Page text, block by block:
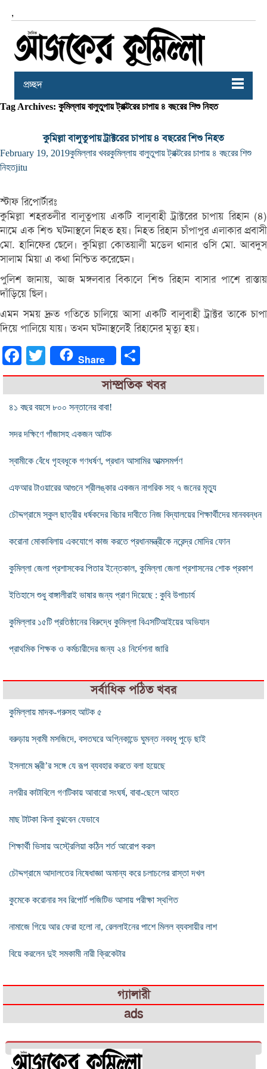
,
প্রচ্ছদ
Tag Archives: কুমিল্লায় বালুতুপায় ট্রাক্টরের চাপায় ৪ বছরের শিশু নিহত
কুমিল্লা বালুতুপায় ট্রাক্টরের চাপায় ৪ বছরের শিশু নিহত
February 19, 2019কুমিল্লার খবরকুমিল্লায় বালুতুপায় ট্রাক্টরের চাপায় ৪ বছরের শিশু
নিহতjitu
স্টাফ রিপোর্টারঃ
কুমিল্লা শহরতলীর বালুতুপায় একটি বালুবাহী ট্রাক্টরের চাপায় রিহান (৪)
নামে এক শিশু ঘটনাস্থলে নিহত হয়। নিহত রিহান চাঁপাপুর এলাকার প্রবাসী
মো. হানিফের ছেলে। কুমিল্লা কোতয়ালী মডেল থানার ওসি মো. আবদুস
সালাম মিয়া এ কথা নিশ্চিত করেছেন।
পুলিশ জানায়, আজ মঙ্গলবার বিকালে শিশু রিহান বাসার পাশে রাস্তায়
দাঁড়িয়ে ছিল।
এমন সময় দ্রুত গতিতে চালিয়ে আসা একটি বালুবাহী ট্রাক্টর তাকে চাপা
দিয়ে পালিয়ে যায়। তখন ঘটনাস্থলেই রিহানের মৃত্যু হয়।
FacebookTwitter Share
সাম্প্রতিক খবর
৪১ বছর বয়সে ৮০০ সন্তানের বাবা!
সদর দক্ষিণে গাঁজাসহ একজন আটক
স্বামীকে বেঁধে গৃহবধূকে গণধর্ষণ, প্রধান আসামির আত্মসমর্পণ
এফআর টাওয়ারের আগুনে শ্রীলঙ্কার একজন নাগরিক সহ ৭ জনের মৃত্যু
চৌদ্দগ্রামে স্কুল ছাত্রীর ধর্ষকদের বিচার দাবীতে নিজ বিদ্যালয়ের শিক্ষার্থীদের মানববন্ধন
করোনা মোকাবিলায় একযোগে কাজ করতে প্রধানমন্ত্রীকে নরেন্দ্র মোদির ফোন
কুমিল্লা জেলা প্রশাসকের পিতার ইন্তেকাল, কুমিল্লা জেলা প্রশাসনের শোক প্রকাশ
ইতিহাসে শুধু বাঙ্গালীরাই ভাষার জন্য প্রাণ দিয়েছে : কুবি উপাচার্য
কুমিল্লার ১৫টি প্রতিষ্ঠানের বিরুদ্ধে কুমিল্লা বিএসটিআইয়ের অভিযান
প্রাথমিক শিক্ষক ও কর্মচারীদের জন্য ২৪ নির্দেশনা জারি
সর্বাধিক পঠিত খবর
কুমিল্লায় মাদক-গরুসহ আটক ৫
বরুড়ায় স্বামী মসজিদে, বসতঘরে অগ্নিকান্ডে ঘুমন্ত নববধূ পুড়ে ছাই
ইসলামে স্ত্রী’র সঙ্গে যে রূপ ব্যবহার করতে বলা হয়েছে
নগরীর কাটাবিলে গণটিকায় আবারো সংঘর্ষ, বাবা-ছেলে আহত
মাছ টাটকা কিনা বুঝবেন যেভাবে
শিক্ষার্থী ভিসায় অস্ট্রেলিয়া কঠিন শর্ত আরোপ করল
চৌদ্দগ্রামে আদালতের নিষেধাজ্ঞা অমান্য করে চলাচলের রাস্তা দখল
কুমেকে করোনার সব রিপোর্ট পজিটিভ আসায় পরীক্ষা স্থগিত
নামাজে গিয়ে আর ফেরা হলো না, রেললাইনের পাশে মিলল ব্যবসায়ীর লাশ
বিয়ে করলেন দুই সমকামী নারী ক্রিকেটার
গ্যালারী
ads